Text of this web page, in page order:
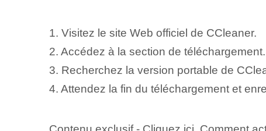
1. Visitez le site Web officiel de CCleaner.
2. Accédez à la section de téléchargement.
3. Recherchez la version portable de
4. Attendez la fin du téléchargement et